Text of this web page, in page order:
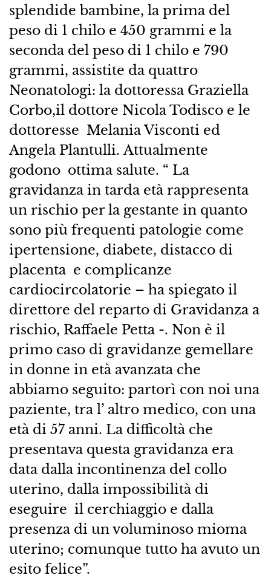
splendide bambine, la prima del
peso di 1 chilo e 450 grammi e la
seconda del peso di 1 chilo e 790
grammi, assistite da quattro
Neonatologi: la dottoressa Graziella
Corbo,il dottore Nicola Todisco e le
dottoresse Melania Visconti ed
Angela Plantulli. Attualmente
godono ottima salute. “ La
gravidanza in tarda età rappresenta
un rischio per la gestante in quanto
sono più frequenti patologie come
ipertensione, diabete, distacco di
placenta e complicanze
cardiocircolatorie – ha spiegato il
direttore del reparto di Gravidanza a
rischio, Raffaele Petta -. Non è il
primo caso di gravidanze gemellare
in donne in età avanzata che
abbiamo seguito: partorì con noi una
paziente, tra l’ altro medico, con una
età di 57 anni. La difficoltà che
presentava questa gravidanza era
data dalla incontinenza del collo
uterino, dalla impossibilità di
eseguire il cerchiaggio e dalla
presenza di un voluminoso mioma
uterino; comunque tutto ha avuto un
esito felice”.